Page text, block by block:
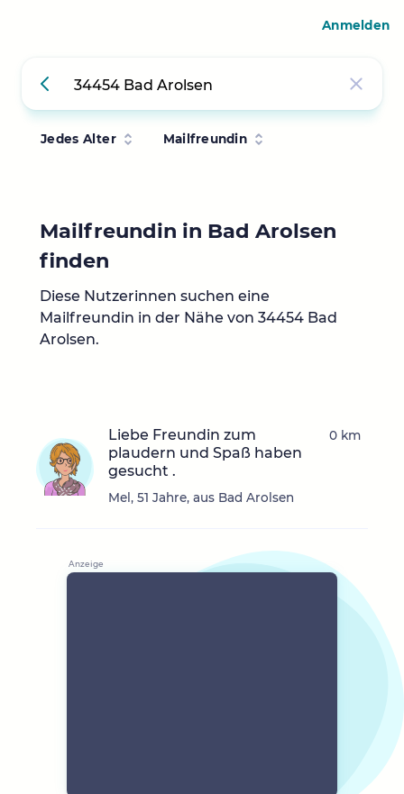
Jedes Alter Mailfreundin
Mailfreundin in Bad Arolsen
finden
Diese Nutzerinnen suchen eine
Mailfreundin in der Nähe von 34454 Bad
Arolsen.
Liebe Freundin zum
plaudern und Spaß haben
gesucht .
Mel, 51 Jahre, aus Bad Arolsen
0 km
Anmelden